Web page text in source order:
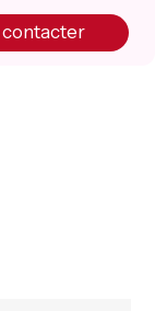
contacter